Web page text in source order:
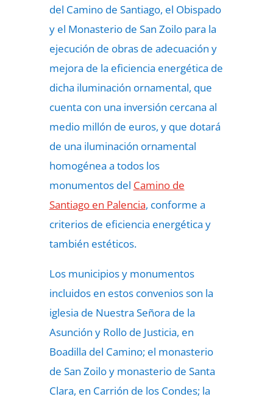
del Camino de Santiago, el Obispado
y el Monasterio de San Zoilo para la
ejecución de obras de adecuación y
mejora de la eficiencia energética de
dicha iluminación ornamental, que
cuenta con una inversión cercana al
medio millón de euros, y que dotará
de una iluminación ornamental
homogénea a todos los
monumentos del Camino de
Santiago en Palencia, conforme a
criterios de eficiencia energética y
también estéticos.
Los municipios y monumentos
incluidos en estos convenios son la
iglesia de Nuestra Señora de la
Asunción y Rollo de Justicia, en
Boadilla del Camino; el monasterio
de San Zoilo y monasterio de Santa
Clara, en Carrión de los Condes; la